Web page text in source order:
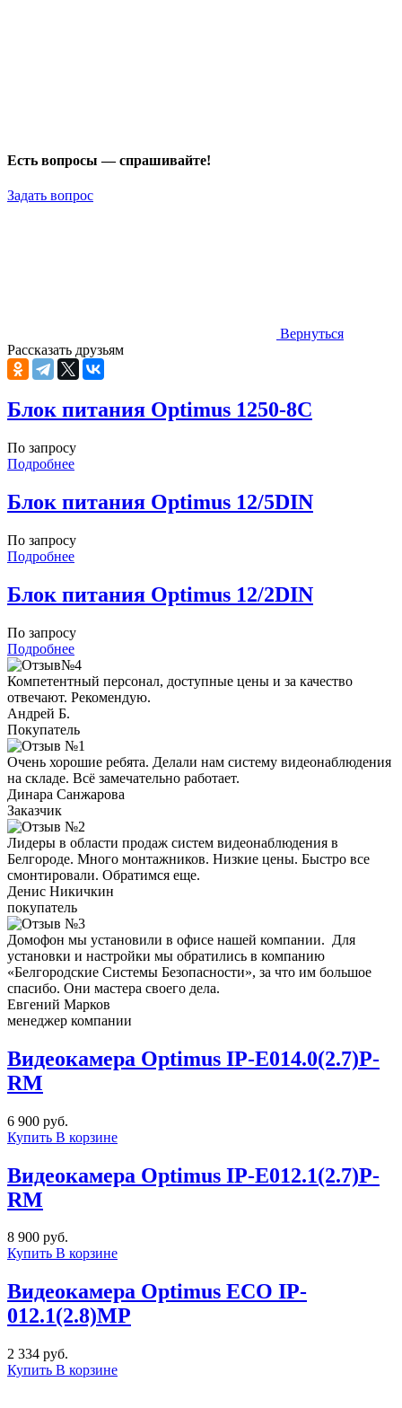
Есть вопросы — спрашивайте!
Задать вопрос
Вернуться
Рассказать друзьям
Блок питания Optimus 1250-8C
По запросу
Подробнее
Блок питания Optimus 12/5DIN
По запросу
Подробнее
Блок питания Optimus 12/2DIN
По запросу
Подробнее
Компетентный персонал, доступные цены и за качество
отвечают. Рекомендую.
Андрей Б.
Покупатель
Очень хорошие ребята. Делали нам систему видеонаблюдения
на складе. Всё замечательно работает.
Динара Санжарова
Заказчик
Лидеры в области продаж систем видеонаблюдения в
Белгороде. Много монтажников. Низкие цены. Быстро все
смонтировали. Обратимся еще.
Денис Никичкин
покупатель
Домофон мы установили в офисе нашей компании. Для
установки и настройки мы обратились в компанию
«Белгородские Системы Безопасности», за что им большое
спасибо. Они мастера своего дела.
Евгений Марков
менеджер компании
Видеокамера Optimus IP-E014.0(2.7)Р-
RM
6 900 руб.
Купить В корзине
Видеокамера Optimus IP-E012.1(2.7)P-
RM
8 900 руб.
Купить В корзине
Видеокамера Optimus ECO IP-
012.1(2.8)MP
2 334 руб.
Купить В корзине